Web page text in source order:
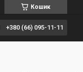
Кошик
+380 (66) 095-11-11